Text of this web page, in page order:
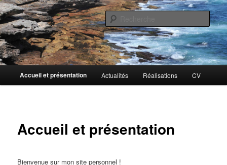
Aller
au
contenu
principalFredo_L
Accueil et présentation Actualités Réalisations CV
Accueil et présentation
Bienvenue sur mon site personnel !